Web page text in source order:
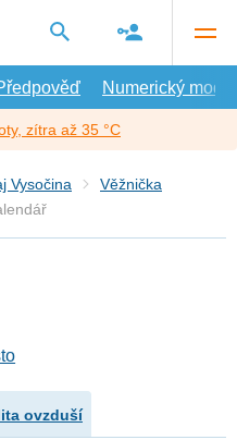
Numerický model
zítra až 35 °C
Vysočina
Věžnička
ovzduší